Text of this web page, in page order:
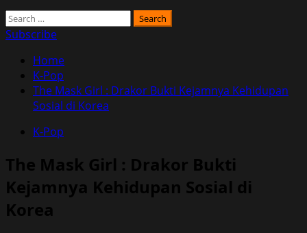
Search
for:
Subscribe
Home
K-Pop
The Mask Girl : Drakor Bukti Kejamnya Kehidupan
Sosial di Korea
K-Pop
The Mask Girl : Drakor Bukti
Kejamnya Kehidupan Sosial di
Korea